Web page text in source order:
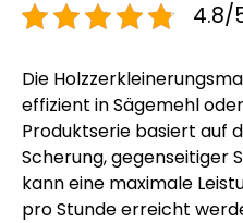
4.8/
Die
effizient in Sägemehl
Produktserie basiert auf
Scherung, gegenseitiger
kann eine maximale
pro Stunde erreicht